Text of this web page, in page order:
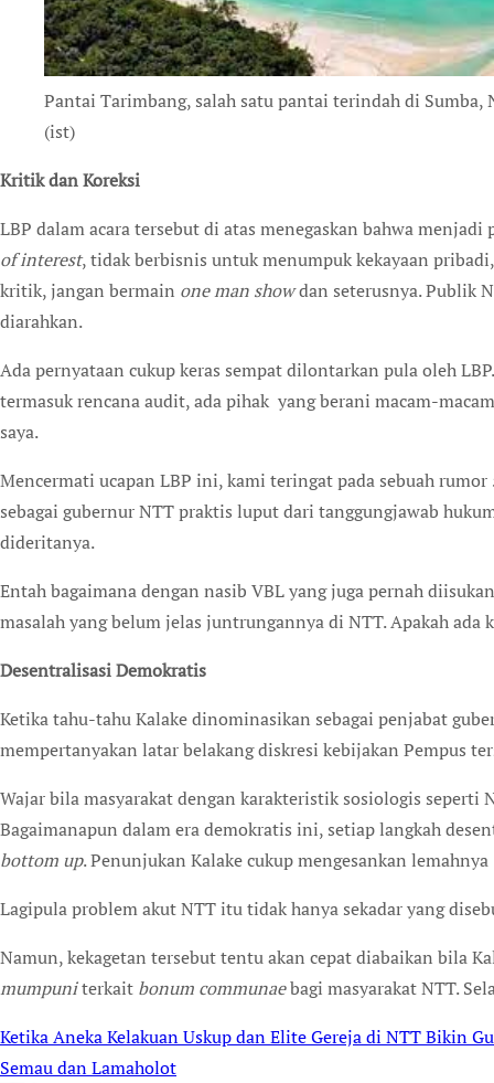
Pantai Tarimbang, salah satu pantai terindah di Sumba,
(ist)
Kritik dan Koreksi
LBP dalam acara tersebut di atas menegaskan bahwa
of interest, tidak berbisnis untuk menumpuk kekayaan
kritik, jangan bermain one man showdan seterusnya. Publik
diarahkan.
Ada pernyataan cukup keras sempat dilontarkan pula oleh
termasuk rencana audit, ada pihak yang berani macam-
saya.
Mencermati ucapan LBP ini, kami teringat pada sebuah
sebagai gubernur NTT praktis luput dari tanggungjawab
dideritanya.
Entah bagaimana dengan nasib VBL yang juga pernah
masalah yang belum jelas juntrungannya di NTT. Apakah
Desentralisasi Demokratis
Ketika tahu-tahu Kalake dinominasikan sebagai penjabat
mempertanyakan latar belakang diskresi kebijakan Pempus
Wajar bila masyarakat dengan karakteristik sosiologis seperti
Bagaimanapun dalam era demokratis ini, setiap langkah
bottom up. Penunjukan Kalake cukup mengesankan lemahnya
Lagipula problem akut NTT itu tidak hanya sekadar yang
Namun, kekagetan tersebut tentu akan cepat diabaikan bila
mumpuniterkait bonum communaebagi masyarakat NTT.
Post
Ketika Aneka Kelakuan Uskup dan Elite Gereja di NTT Bikin
Semau dan Lamaholot